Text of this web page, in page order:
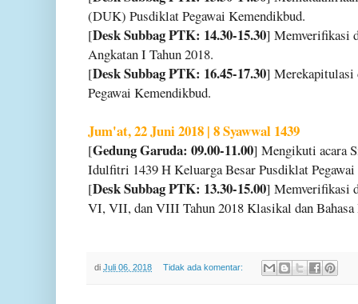
(DUK) Pusdiklat Pegawai Kemendikbud.
[Desk Subbag PTK: 14.30-15.30] Memverifikasi
Angkatan I Tahun 2018.
[Desk Subbag PTK: 16.45-17.30] Merekapitulasi
Pegawai Kemendikbud.
Jum'at, 22 Juni 2018 | 8 Syawwal 1439
[Gedung Garuda: 09.00-11.00] Mengikuti acara
Idulfitri 1439 H Keluarga Besar Pusdiklat
[Desk Subbag PTK: 13.30-15.00] Memverifikasi
VI, VII, dan VIII Tahun 2018 Klasikal dan
di Juli 06, 2018 Tidak ada komentar: